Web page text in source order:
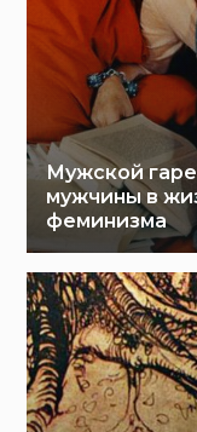
Мужской
мужчины в
феминизма